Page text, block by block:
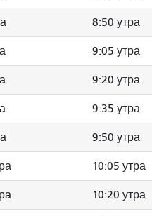
8:50 утра
9:05 утра
9:20 утра
9:35 утра
9:50 утра
10:05 утра
10:20 утра